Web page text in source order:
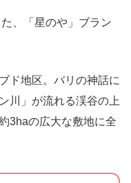
、「星のや」ブラン
ド地区。バリの神話に
川」が流れる渓谷の上
3haの広大な敷地に全